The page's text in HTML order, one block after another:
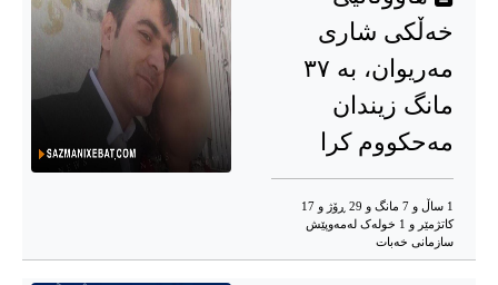
خەڵکی شاری
مەریوان، بە ٣٧
مانگ زیندان
مەحکووم کرا
1 ساڵ و 7 مانگ و 29 ڕۆژ و 17
کاتژمێر و 1 خوله‌ک له‌مه‌وپێش‌
سازمانی خەبات